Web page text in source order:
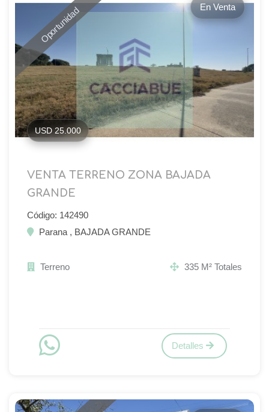
Oportunidad En Venta
USD 25.000
VENTA TERRENO ZONA BAJADA
GRANDE
Código: 142490
Parana , BAJADA GRANDE
Terreno 335 M² Totales
Detalles